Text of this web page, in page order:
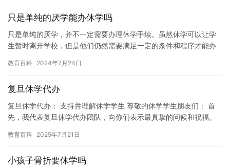
只是单纯的厌学能办休学吗
只是单纯的厌学，并不一定需要办理休学手续。虽然休学可以让学
生暂时离开学校，但是他们仍然需要满足一定的条件和程序才能办
下几种…
教育百科 2024年7月24日
复旦休学代办
复旦休学代办： 支持并理解休学学生 尊敬的休学学生朋友们： 首
先，我代表复旦休学代办团队，向你们表示最真挚的问候和祝福。
教育百科 2025年7月21日
小孩子骨折要休学吗